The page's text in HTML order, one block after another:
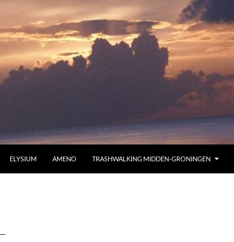
ELYSIUM AMENO TRASHWALKING MIDDEN-GRONINGEN